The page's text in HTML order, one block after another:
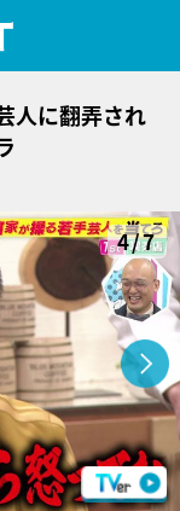
人に翻弄され
4/7